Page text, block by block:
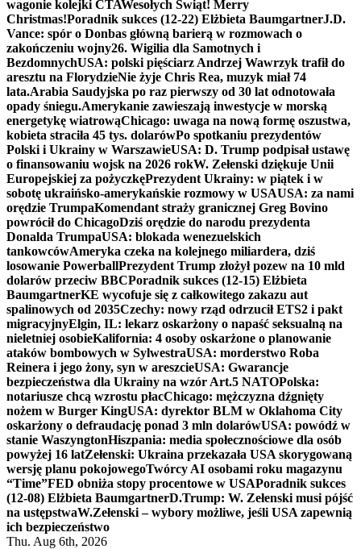
wagonie kolejki CTAWesołych Świąt! Merry
Christmas!Poradnik sukces (12-22) Elżbieta BaumgartnerJ.D.
Vance: spór o Donbas główną barierą w rozmowach o
zakończeniu wojny26. Wigilia dla Samotnych i
BezdomnychUSA: polski pięściarz Andrzej Wawrzyk trafił do
aresztu na FlorydzieNie żyje Chris Rea, muzyk miał 74
lata.Arabia Saudyjska po raz pierwszy od 30 lat odnotowała
opady śniegu.Amerykanie zawieszają inwestycje w morską
energetykę wiatrowąChicago: uwaga na nową formę oszustwa,
kobieta straciła 45 tys. dolarówPo spotkaniu prezydentów
Polski i Ukrainy w WarszawieUSA: D. Trump podpisał ustawę
o finansowaniu wojsk na 2026 rokW. Zełenski dziękuje Unii
Europejskiej za pożyczkęPrezydent Ukrainy: w piątek i w
sobotę ukraińsko-amerykańskie rozmowy w USAUSA: za nami
orędzie TrumpaKomendant straży granicznej Greg Bovino
powrócił do ChicagoDziś orędzie do narodu prezydenta
Donalda TrumpaUSA: blokada wenezuelskich
tankowcówAmeryka czeka na kolejnego miliardera, dziś
losowanie PowerballPrezydent Trump złożył pozew na 10 mld
dolarów przeciw BBCPoradnik sukces (12-15) Elżbieta
BaumgartnerKE wycofuje się z całkowitego zakazu aut
spalinowych od 2035Czechy: nowy rząd odrzucił ETS2 i pakt
migracyjnyElgin, IL: lekarz oskarżony o napaść seksualną na
nieletniej osobieKalifornia: 4 osoby oskarżone o planowanie
ataków bombowych w SylwestraUSA: morderstwo Roba
Reinera i jego żony, syn w areszcieUSA: Gwarancje
bezpieczeństwa dla Ukrainy na wzór Art.5 NATOPolska:
notariusze chcą wzrostu płacChicago: mężczyzna dźgnięty
nożem w Burger KingUSA: dyrektor BLM w Oklahoma City
oskarżony o defraudację ponad 3 mln dolarówUSA: powódź w
stanie WaszyngtonHiszpania: media społecznościowe dla osób
powyżej 16 latZełenski: Ukraina przekazała USA skorygowaną
wersję planu pokojowegoTwórcy AI osobami roku magazynu
“Time”FED obniża stopy procentowe w USAPoradnik sukces
(12-08) Elżbieta BaumgartnerD.Trump: W. Zełenski musi pójść
na ustępstwaW.Zełenski – wybory możliwe, jeśli USA zapewnią
ich bezpieczeństwo
Thu. Aug 6th, 2026